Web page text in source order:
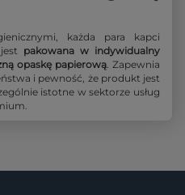
każda para kapci
pakowana w indywidualny
opaskę papierową. Zapewnia
i pewność, że produkt jest
istotne w sektorze usług